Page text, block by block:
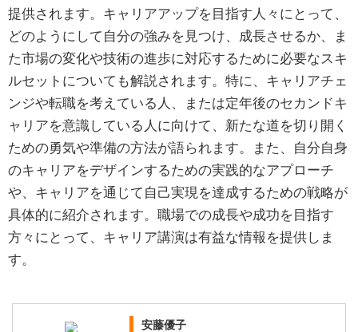
提供されます。キャリアアップを目指す人々にとって、
どのようにして自分の強みを見つけ、成長させるか、ま
た市場の変化や技術の進歩に対応するために必要なスキ
ルセットについても解説されます。特に、キャリアチェ
ンジや転職を考えている人、または定年後のセカンドキ
ャリアを意識している人に向けて、新たな道を切り開く
ための勇気や準備の方法が語られます。また、自分自身
のキャリアをデザインするための実践的なアプローチ
や、キャリアを通じて自己実現を達成するための戦略が
具体的に紹介されます。職場での成長や成功を目指す
方々にとって、キャリア講演は有益な情報を提供しま
す。
安藤優子